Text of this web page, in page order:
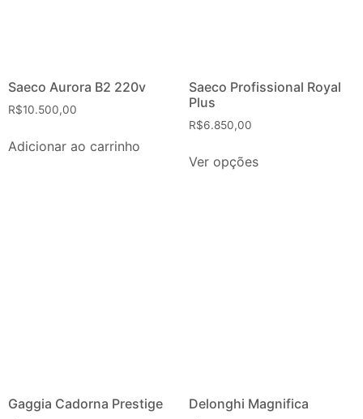
Saeco Aurora B2 220v
R$10.500,00
Adicionar ao carrinho
Saeco Profissional Royal
Plus
R$6.850,00
Ver opções
Gaggia Cadorna Prestige Delonghi Magnifica